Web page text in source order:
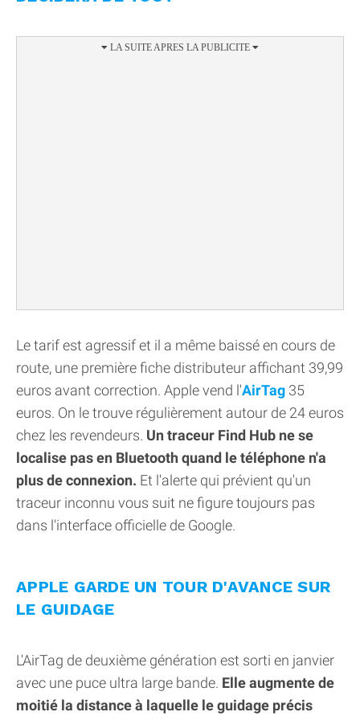
Le tarif est agressif et il a même baissé en cours de
route, une première fiche distributeur affichant 39,99
euros avant correction. Apple vend l'AirTag 35
euros. On le trouve régulièrement autour de 24 euros
chez les revendeurs. Un traceur Find Hub ne se
localise pas en Bluetooth quand le téléphone n'a
plus de connexion. Et l'alerte qui prévient qu'un
traceur inconnu vous suit ne figure toujours pas
dans l'interface officielle de Google.
APPLE GARDE UN TOUR D'AVANCE SUR
LE GUIDAGE
L'AirTag de deuxième génération est sorti en janvier
avec une puce ultra large bande. Elle augmente de
moitié la distance à laquelle le guidage précis